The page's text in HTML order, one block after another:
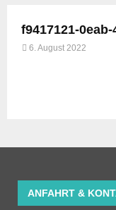
f9417121-
6. August 2022
ANFAHRT &